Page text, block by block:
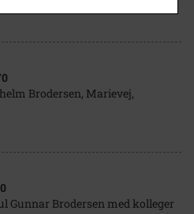
Brodersen, Marievej,
Gunnar Brodersen med kolleger